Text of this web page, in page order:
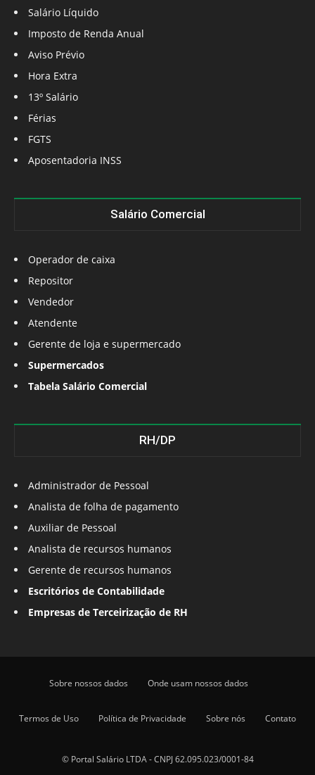
Salário Líquido
Imposto de Renda Anual
Aviso Prévio
Hora Extra
13º Salário
Férias
FGTS
Aposentadoria INSS
Salário Comercial
Operador de caixa
Repositor
Vendedor
Atendente
Gerente de loja e supermercado
Supermercados
Tabela Salário Comercial
RH/DP
Administrador de Pessoal
Analista de folha de pagamento
Auxiliar de Pessoal
Analista de recursos humanos
Gerente de recursos humanos
Escritórios de Contabilidade
Empresas de Terceirização de RH
Sobre nossos dados Onde usam nossos dados
Termos de Uso Política de Privacidade Sobre nós Contato
© Portal Salário LTDA - CNPJ 62.095.023/0001-84